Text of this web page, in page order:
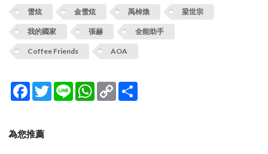
雪炫 金雪炫 禹棹煥 梁世宗
我的國家 張赫 全能助手
Coffee Friends AOA
Facebook
TwitterLine WhatsApp
Copy
Link
為您推薦